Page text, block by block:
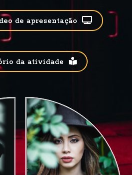
de apresentação
da atividade